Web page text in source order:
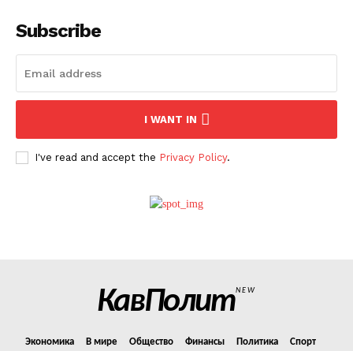
Subscribe
I WANT IN
I've read and accept the Privacy Policy.
КавПолитNEW
Экономика В мире Общество Финансы Политика
Спорт